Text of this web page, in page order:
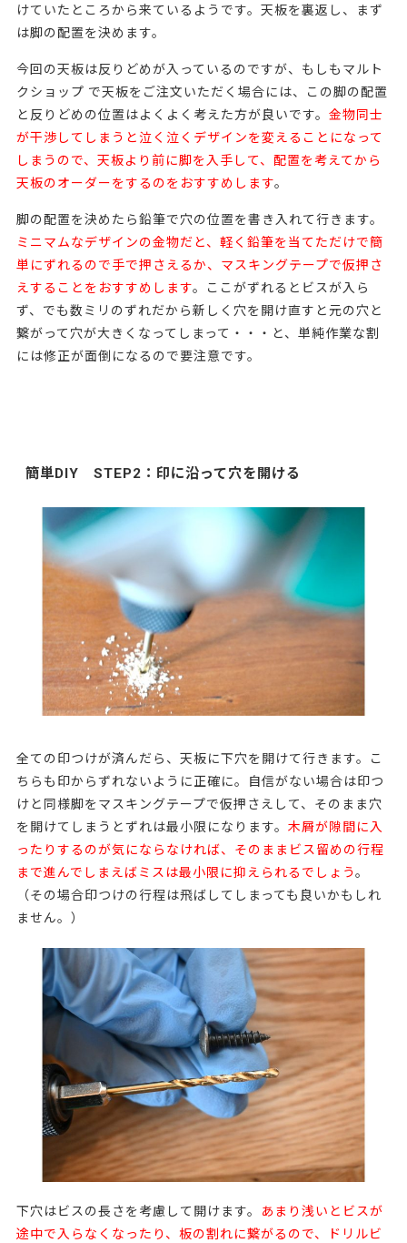
けていたところから来ているようです。天板を裏返し、まず
は脚の配置を決めます。
今回の天板は反りどめが入っているのですが、もしもマルト
クショップ で天板をご注文いただく場合には、この脚の配置
と反りどめの位置はよくよく考えた方が良いです。 金物同士
が干渉してしまうと泣く泣くデザインを変えることになって
しまうので、 天板より前に脚を入手して、配置を考えてから
天板のオーダーをするのをおすすめ します。
脚の配置を決めたら鉛筆で穴の位置を書き入れて行きます。
ミニマムなデザインの金物だと、軽く鉛筆を当てただけで簡
単にずれるので手で押さえるか、マスキングテープで仮押さ
えすることをおすすめします。
ここがずれるとビスが入ら
ず、でも数ミリのずれだから新しく穴を開け直すと元の穴と
繋がって穴が大きくなってしまって・・・と、単純作業な割
には修正が面倒になる ので要注意です。
簡単DIY STEP2：印に沿って穴を開ける
全ての印つけが済んだら、 天板に下穴を開けて行きます。こ
ちらも印からずれないように正確に。自信がない場合は印つ
けと同様脚をマスキングテープで仮押さえして、そのまま穴
を開けてしまうとずれは最小限になります。 木屑が隙間に入
ったりするのが気にならなければ、そのままビス留めの行程
まで進んでしまえばミスは最小限に抑えられるでしょう。
（その場合印つけの行程は飛ばしてしまっても良いかもしれ
ません。）
下穴はビスの長さを考慮して開けます。
あまり浅いとビスが
途中で入らなくなったり、板の割れに繋がる ので、ドリルビ